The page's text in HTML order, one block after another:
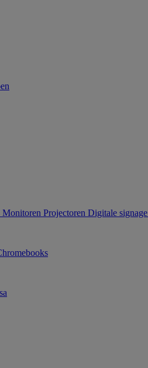
Monitoren Projectoren Digitale signage